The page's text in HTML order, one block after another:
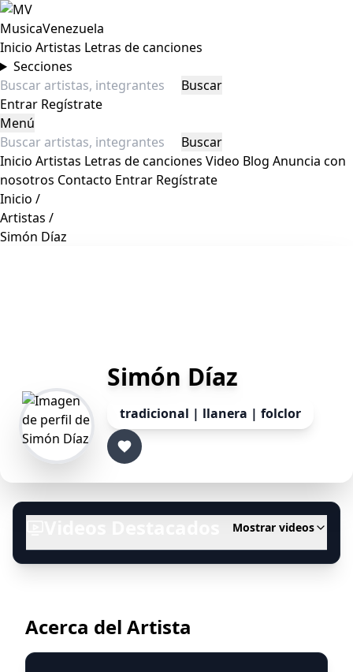
MusicaVenezuela
Inicio Artistas Letras de canciones
Secciones
Buscar
Entrar Regístrate
Menú
Buscar
Inicio Artistas Letras de canciones Video Blog Anuncia con
nosotros Contacto Entrar Regístrate
Inicio /
Artistas /
Simón Díaz
Simón Díaz
tradicional | llanera | folclor
Mostrar videos
Acerca del Artista